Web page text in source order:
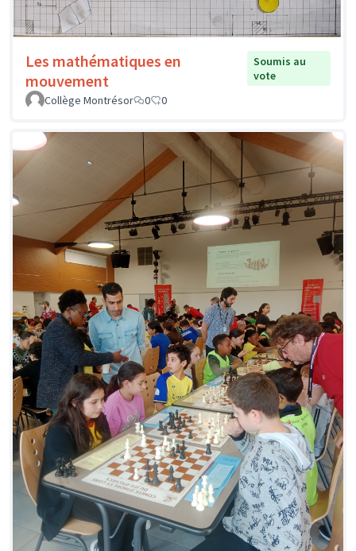
Les mathématiques en
mouvement
Soumis au
vote
Collège Montrésor
0 0